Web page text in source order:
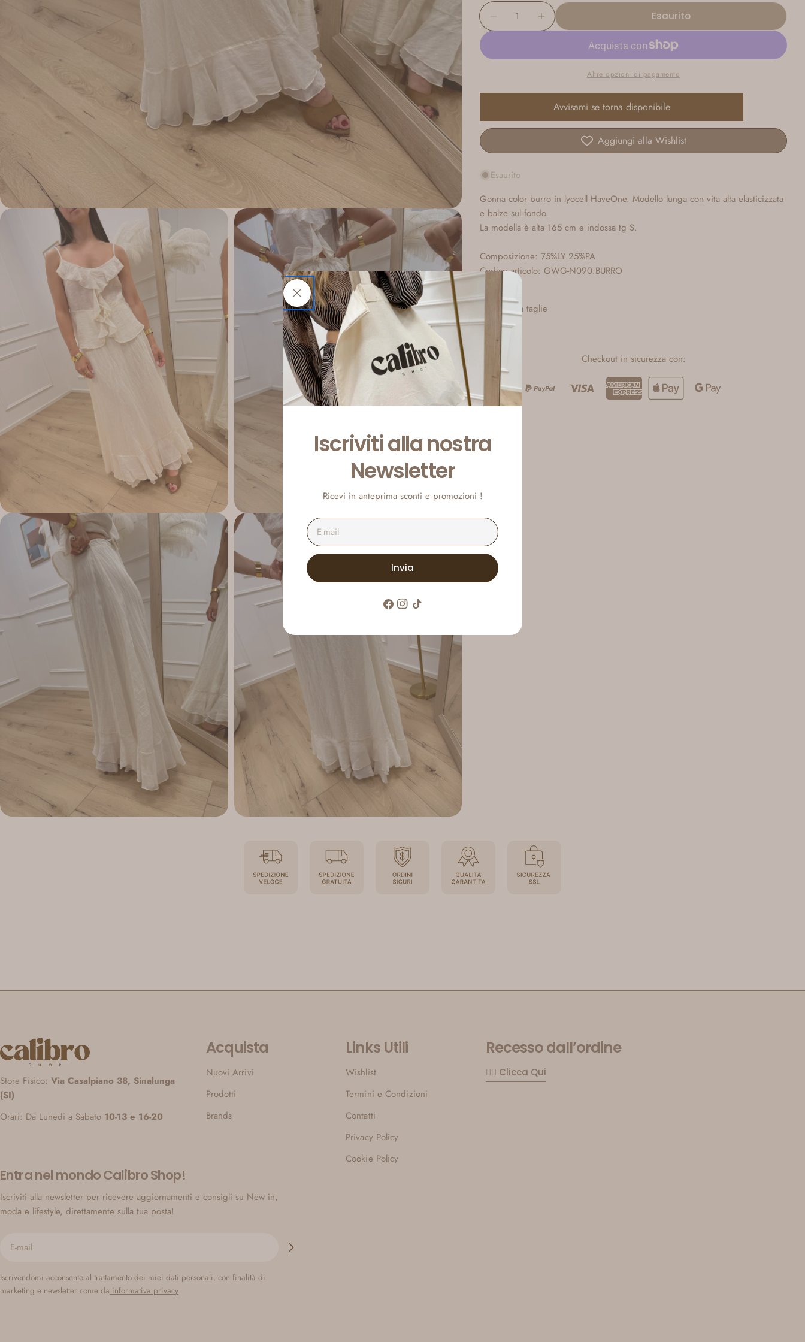
supporto 1 in modalità modale Apri supporto 2 in modalità modale
supporto 3 in modalità modale Apri supporto 4 in modalità modale
disponibile
o
disponibile
Quantità
Diminuisci La Quantità Per Gonna Lunga Burro In Lyocell -
Aumenta La Quantità Per Gonna Lunga Burro In
Esaurito
Altre opzioni di pagamento
Avvisami se torna disponibile
Aggiungi alla Wishlist
Esaurito
Gonna color burro in lyocell HaveOne. Modello lunga con vita alta elasticizzata
e balze sul fondo.
La modella è alta 165 cm e indossa tg S.
Composizione: 75%LY 25%PA
Codice articolo: GWG-N090.BURRO
Tabella taglie
Checkout in sicurezza con:
Store Fisico: Via Casalpiano 38, Sinalunga
(SI)
Orari: Da Lunedi a Sabato 10-13 e 16-20
Acquista
Nuovi Arrivi
Prodotti
Brands
Links Utili
Wishlist
Termini e Condizioni
Contatti
Privacy Policy
Cookie Policy
Recesso dall’ordine
👉🏼 Clicca Qui
Entra nel mondo Calibro Shop!
Iscriviti alla newsletter per ricevere aggiornamenti e consigli su New in,
moda e lifestyle, direttamente sulla tua posta!
mail
Iscrivendomi acconsento al trattamento dei miei dati personali, con finalità di
marketing e newsletter come da informativa privacy
Iscriviti alla nostra
Newsletter
Ricevi in anteprima sconti e promozioni !
E-
mail
Invia
Facebook
Instagram
Tic